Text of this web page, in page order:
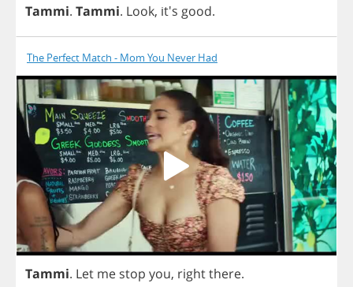
Tammi. Tammi. Look, it's good.
The Perfect Match - Mom You Never Had
Tammi. Let me stop you, rightthere.